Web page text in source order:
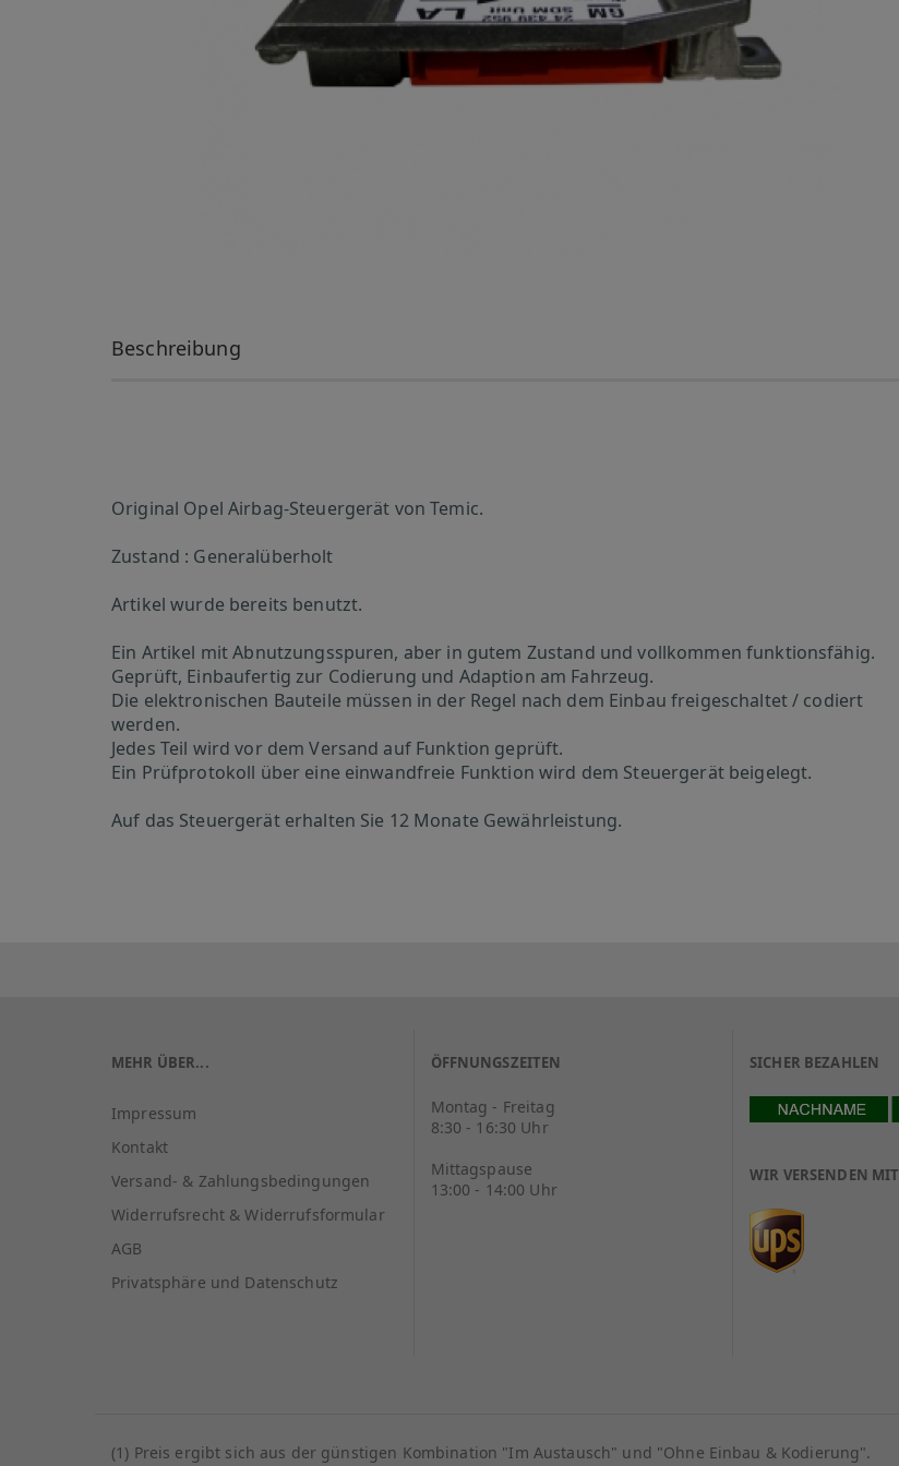
Beschreibung
Original Opel Airbag-Steuergerät von Temic.
Zustand : Generalüberholt
Artikel wurde bereits benutzt.
Ein Artikel mit Abnutzungsspuren, aber in gutem Zustand und vollkommen funktionsfähig.
Geprüft, Einbaufertig zur Codierung und Adaption am Fahrzeug.
Die elektronischen Bauteile müssen in der Regel nach dem Einbau freigeschaltet / codiert
werden.
Jedes Teil wird vor dem Versand auf Funktion geprüft.
Ein Prüfprotokoll über eine einwandfreie Funktion wird dem Steuergerät beigelegt.
Auf das Steuergerät erhalten Sie 12 Monate Gewährleistung.
MEHR ÜBER...
Impressum
Kontakt
Versand- & Zahlungsbedingungen
Widerrufsrecht & Widerrufsformular
AGB
Privatsphäre und Datenschutz
ÖFFNUNGSZEITEN
Montag - Freitag
8:30 - 16:30 Uhr
Mittagspause
13:00 - 14:00 Uhr
SICHER BEZAHLEN
WIR VERSENDEN MIT
(1) Preis ergibt sich aus der günstigen Kombination "Im Austausch" und "Ohne Einbau & Kodierung".